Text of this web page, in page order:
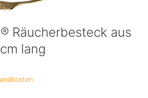
Räucherbesteck aus
lang